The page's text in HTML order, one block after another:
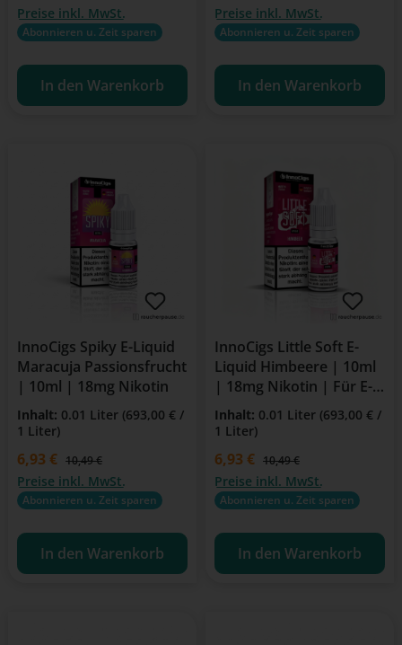
Preise inkl. MwSt.
Abonnieren u. Zeit sparen
In den Warenkorb
Preise inkl. MwSt.
Abonnieren u. Zeit sparen
In den Warenkorb
InnoCigs Spiky E-Liquid
Maracuja Passionsfrucht
| 10ml | 18mg Nikotin
Inhalt: 0.01 Liter (693,00 € /
1 Liter)
Verkaufspreis:
6,93 € Regulärer Preis:
10,49 €
Preise inkl. MwSt.
Abonnieren u. Zeit sparen
In den Warenkorb
InnoCigs Little Soft E-
Liquid Himbeere | 10ml
| 18mg Nikotin | Für E-
Zigarette & Clearomizer
Inhalt: 0.01 Liter (693,00 € /
1 Liter)
Verkaufspreis:
6,93 € Regulärer Preis:
10,49 €
Preise inkl. MwSt.
Abonnieren u. Zeit sparen
In den Warenkorb